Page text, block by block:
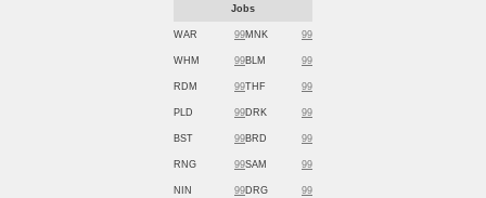
Jobs
WAR 99MNK 99
WHM 99BLM 99
RDM 99THF 99
PLD 99DRK 99
BST 99BRD 99
RNG 99SAM 99
NIN 99DRG 99